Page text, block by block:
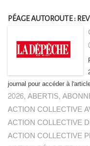
PÉAGE AUTOROUTE :
journal pour accéder à
2026,ABERTIS,
ACTION COLLECTIVE
ACTION COLLECTIVE
ACTION COLLECTIVE